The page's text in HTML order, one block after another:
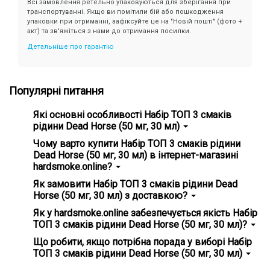
Всі замовлення ретельно упаковуються для зберігання при
транспортуванні. Якщо ви помітили бій або пошкодження
упаковки при отриманні, зафіксуйте це на "Новій пошті" (фото +
акт) та зв'яжіться з нами до отримання посилки.
Детальніше про гарантію
Популярні питання
Які основні особливості Набір ТОП 3 смаків
рідини Dead Horse (50 мг, 30 мл)
Головні особливості Набір ТОП 3 смаків рідини Dead
Horse (50 мг, 30 мл) - гарантія справжності, зручність
використання.
Чому варто купити Набір ТОП 3 смаків рідини
Dead Horse (50 мг, 30 мл) в інтернет-магазині
hardsmoke.online?
На нашому сайті ви знайдете широкий вибір кальянної
продукції та все для вейпінгу. Замовте Набір ТОП 3
смаків рідини Dead Horse (50 мг, 30 мл) та
насолоджуйтесь високою якістю з доставкою додому! 💵
Ціна всього - 950 грн
Як замовити Набір ТОП 3 смаків рідини Dead
Horse (50 мг, 30 мл) з доставкою?
Просто додайте Набір ТОП 3 смаків рідини Dead Horse
(50 мг, 30 мл) у кошик на нашому сайті ✅ та оформіть
замовлення. Ми забезпечимо швидку доставку по всій
Україні, і ви зможете отримати ваше замовлення у
зручному для вас місці! 📮
Як у hardsmoke.online забезпечується якість Набір
ТОП 3 смаків рідини Dead Horse (50 мг, 30 мл)?
Ми ретельно вибираємо постачальників та продукти,
стежимо за дотриманням стандартів якості. Усі товари
сертифіковані та відповідають міжнародним нормам.
Що робити, якщо потрібна порада у виборі Набір
ТОП 3 смаків рідини Dead Horse (50 мг, 30 мл)